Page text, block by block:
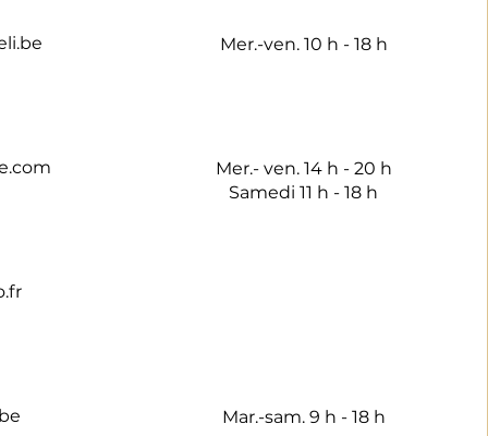
Mer.-ven. 10 h - 18 h
Mer.- ven. 14 h - 20 h
Samedi 11 h - 18 h
Mar.-sam. 9 h - 18 h